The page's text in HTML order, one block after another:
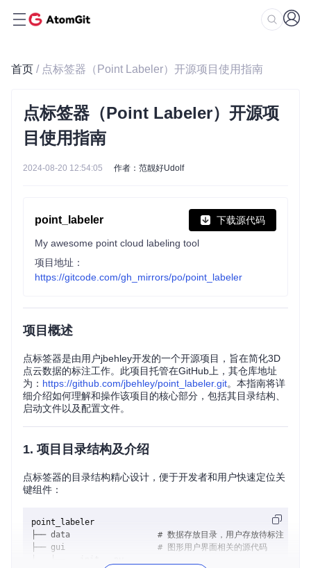
首页 / 点标签器（Point Labeler）开源项目使用指南
点标签器（Point Labeler）开源项
目使用指南
2024-08-20 12:54:05 作者：范靓好Udolf
point_labeler 下载源代码
My awesome point cloud labeling tool
项目地址：
https://gitcode.com/gh_mirrors/po/point_labeler
项目概述
点标签器是由用户jbehley开发的一个开源项目，旨在简化3D
点云数据的标注工作。此项目托管在GitHub上，其仓库地址
为： https://github.com/jbehley/point_labeler.git。本指南将详
细介绍如何理解和操作该项目的核心部分，包括其目录结构、
启动文件以及配置文件。
1. 项目目录结构及介绍
点标签器的目录结构精心设计，便于开发者和用户快速定位关
键组件：
point_labeler
├── data                  # 数据存放目录，用户存放待标注或已标
├── gui                   # 图形用户界面相关的源代码